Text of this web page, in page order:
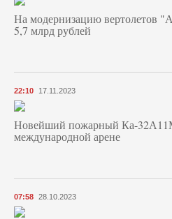
На модернизацию вертолетов
5,7 млрд рублей
22:10 17.11.2023
Новейший пожарный Ка-
международной арене
07:58 28.10.2023